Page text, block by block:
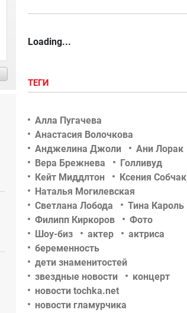
Loading...
ТЕГИ
Алла Пугачева
Анастасия Волочкова
Анджелина Джоли
Ани Лорак
Вера Брежнева
Голливуд
Кейт Миддлтон
Ксения Собчак
Наталья Могилевская
Светлана Лобода
Тина Кароль
Филипп Киркоров
Фото
Шоу-биз
актер
актриса
беременность
дети знаменитостей
звездные новости
концерт
новости tochka.net
новости гламурчика